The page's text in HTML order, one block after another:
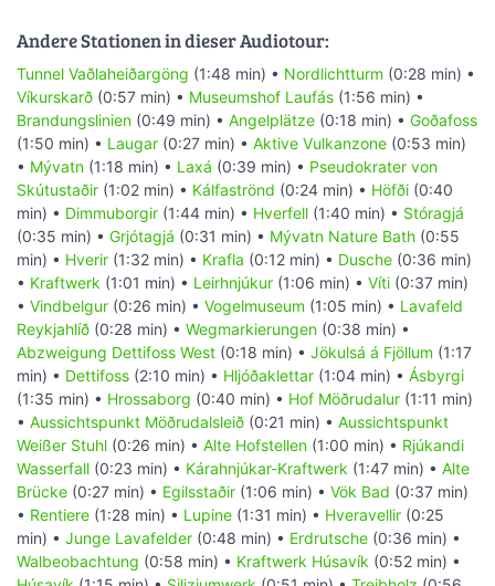
Andere Stationen in dieser Audiotour:
Tunnel Vaðlaheiðargöng (1:48 min) • Nordlichtturm (0:28 min) •
Víkurskarð (0:57 min) • Museumshof Laufás (1:56 min) •
Brandungslinien (0:49 min) • Angelplätze (0:18 min) • Goðafoss
(1:50 min) • Laugar (0:27 min) • Aktive Vulkanzone (0:53 min)
• Mývatn (1:18 min) • Laxá (0:39 min) • Pseudokrater von
Skútustaðir (1:02 min) • Kálfaströnd (0:24 min) • Höfði (0:40
min) • Dimmuborgir (1:44 min) • Hverfell (1:40 min) • Stóragjá
(0:35 min) • Grjótagjá (0:31 min) • Mývatn Nature Bath (0:55
min) • Hverir (1:32 min) • Krafla (0:12 min) • Dusche (0:36 min)
• Kraftwerk (1:01 min) • Leirhnjúkur (1:06 min) • Víti (0:37 min)
• Vindbelgur (0:26 min) • Vogelmuseum (1:05 min) • Lavafeld
Reykjahlíð (0:28 min) • Wegmarkierungen (0:38 min) •
Abzweigung Dettifoss West (0:18 min) • Jökulsá á Fjöllum (1:17
min) • Dettifoss (2:10 min) • Hljóðaklettar (1:04 min) • Ásbyrgi
(1:35 min) • Hrossaborg (0:40 min) • Hof Möðrudalur (1:11 min)
• Aussichtspunkt Möðrudalsleið (0:21 min) • Aussichtspunkt
Weißer Stuhl (0:26 min) • Alte Hofstellen (1:00 min) • Rjúkandi
Wasserfall (0:23 min) • Kárahnjúkar-Kraftwerk (1:47 min) • Alte
Brücke (0:27 min) • Egilsstaðir (1:06 min) • Vök Bad (0:37 min)
• Rentiere (1:28 min) • Lupine (1:31 min) • Hveravellir (0:25
min) • Junge Lavafelder (0:48 min) • Erdrutsche (0:36 min) •
Walbeobachtung (0:58 min) • Kraftwerk Húsavík (0:52 min) •